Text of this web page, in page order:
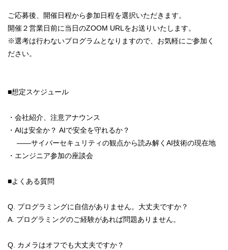
ご応募後、開催日程から参加日程を選択いただきます。
開催２営業日前に当日のZOOM URLをお送りいたします。
※選考は行わないプログラムとなりますので、お気軽にご参加く
ださい。
■想定スケジュール
・会社紹介、注意アナウンス
・AIは安全か？ AIで安全を守れるか？
――サイバーセキュリティの観点から読み解くAI技術の現在地
・エンジニア参加の座談会
■よくある質問
Q. プログラミングに自信がありません。大丈夫ですか？
A. プログラミングのご経験があれば問題ありません。
Q. カメラはオフでも大丈夫ですか？